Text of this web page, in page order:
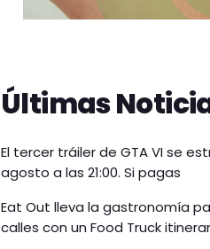
Últimas
El tercer tráiler de GTA VI se
agosto a las 21:00. Si pagas
Eat Out lleva la gastronomía
calles con un Food Truck